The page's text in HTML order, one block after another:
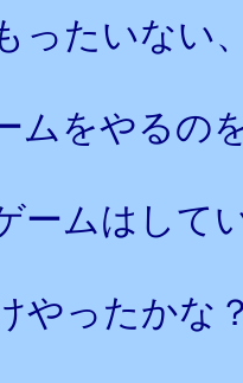
ったいない
ムをやるの
ームはして
やったかな